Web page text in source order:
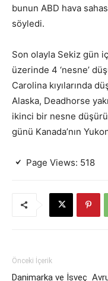
bunun ABD hava
söyledi.
Son olayla Sekiz gün
üzerinde 4 ‘nesne’
Carolina kıyılarında
Alaska, Deadhorse
ikinci bir nesne
günü Kanada’nın
Page Views: 518
Önceki İçerik
Danimarka ve İsveç